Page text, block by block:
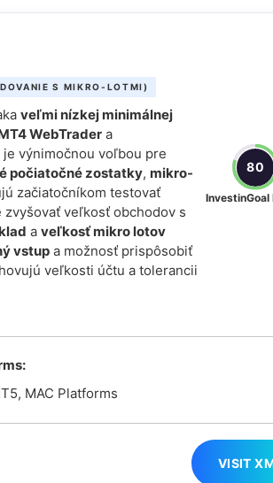
S MIKRO-LOTMI)
veľmi nízkej minimálnej
WebTrader a
je výnimočnou voľbou pre
počiatočné zostatky, mikro-
začiatočníkom testovať
veľkosť obchodov s
aveľkosť mikro lotov
vstup a možnosť prispôsobiť
veľkosti účtu a tolerancii
80
InvestinGoal
MAC Platforms
VISIT